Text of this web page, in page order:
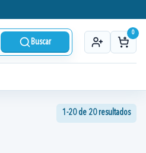
Buscar
0
1-20 de 20 resultados